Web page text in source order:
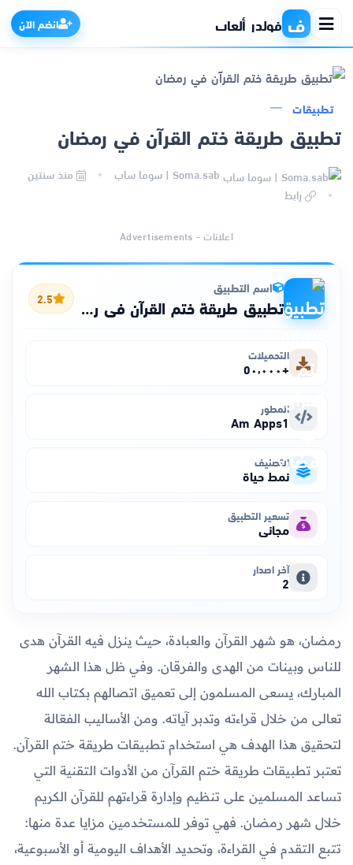
ف فولدر ألعاب انضم الآن
التطبيقات
ذكاء اصطناعي
تطبيقات
تطبيق طريقة ختم القرآن في رمضان
منذ سنتين
رابط
اعلانات - Advertisements
اسم التطبيق
تطبيق طريقة ختم القرآن في رمضان 2.5
التحميلات
+٥٠٬٠٠٠
المطور
Am Apps1
التصنيف
نمط حياة
تسعير التطبيق
مجاني
آخر اصدار
2
رمضان، هو شهر القرآن والعبادة، حيث ينزل فيه القرآن هدى
للناس وبينات من الهدى والفرقان. وفي ظل هذا الشهر
المبارك، يسعى المسلمون إلى تعميق اتصالهم بكتاب الله
تعالى من خلال قراءته وتدبر آياته. ومن الأساليب الفعّالة
لتحقيق هذا الهدف هي استخدام تطبيقات طريقة ختم القرآن.
تعتبر تطبيقات طريقة ختم القرآن من الأدوات التقنية التي
تساعد المسلمين على تنظيم وإدارة قراءتهم للقرآن الكريم
خلال شهر رمضان. فهي توفر للمستخدمين مزايا عدة منها:
تتبع التقدم في القراءة، وتحديد الأهداف اليومية أو الأسبوعية،